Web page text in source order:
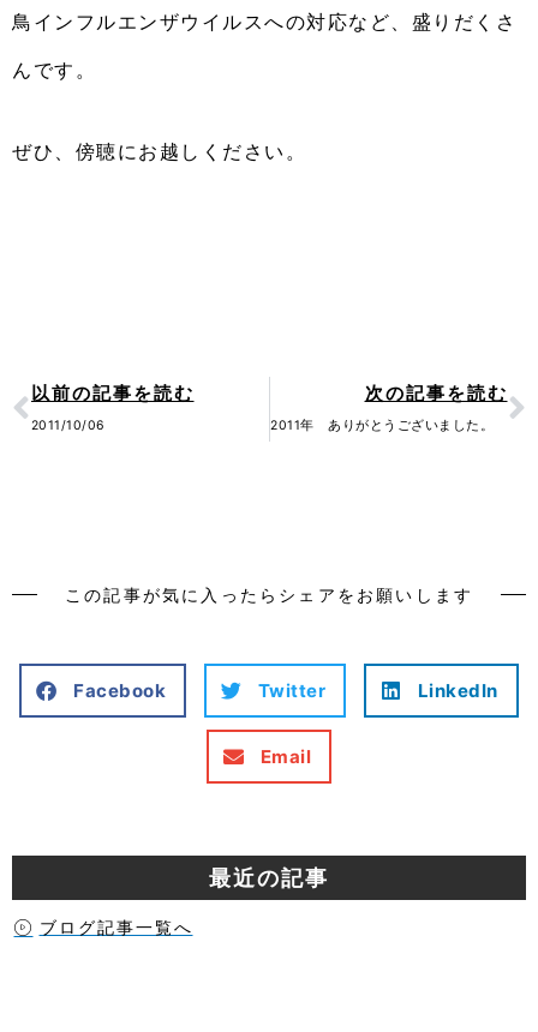
鳥インフルエンザウイルスへの対応など、盛りだくさ
んです。
ぜひ、傍聴にお越しください。
Prev
以前の記事を読む
2011/10/06
次の記事を読む
2011年 ありがとうございました。
この記事が気に入ったらシェアをお願いします
Facebook Twitter LinkedIn
Email
最近の記事
ブログ記事一覧へ